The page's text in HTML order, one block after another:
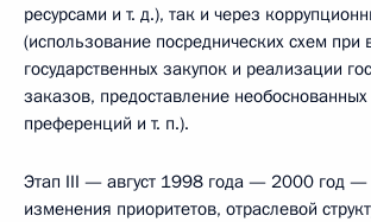
ресурсами и т. д.), так и через
(использование посреднических схем при
государственных закупок и реализации
заказов, предоставление
преференций и т. п.).
Этап III — август 1998 года — 2000 год —
изменения приоритетов, отраслевой